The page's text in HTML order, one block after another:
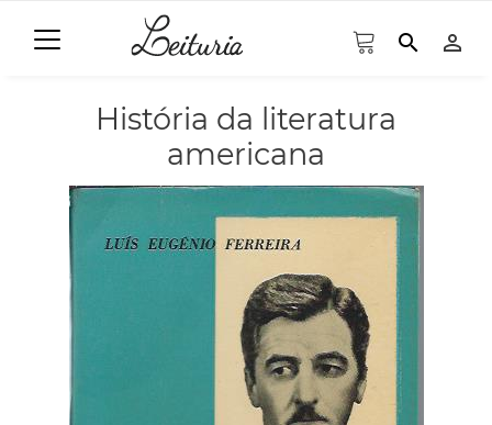
search person_outline
História da literatura
americana